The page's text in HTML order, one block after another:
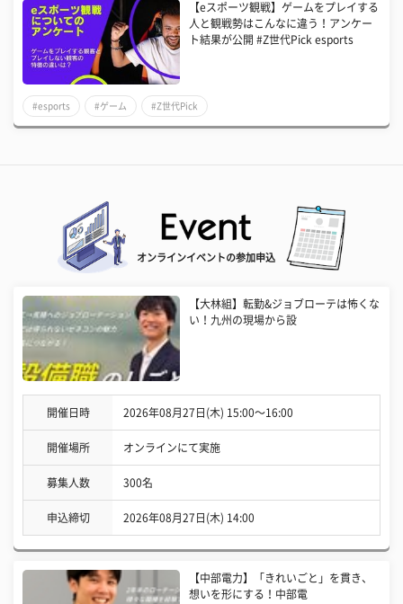
【eスポーツ観戦】ゲームをプレイする
人と観戦勢はこんなに違う！アンケー
ト結果が公開 #Z世代Pick esports
#esports #ゲーム #Z世代Pick
オンラインイベントの参加申込
【大林組】転勤&ジョブローテは怖くな
い！九州の現場から設
開催日時 2026年08月27日(木) 15:00〜16:00
開催場所 オンラインにて実施
募集人数 300名
申込締切 2026年08月27日(木) 14:00
【中部電力】「きれいごと」を貫き、
想いを形にする！中部電